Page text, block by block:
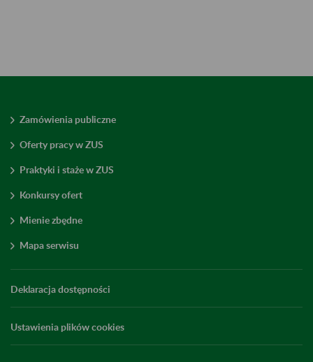
Zamówienia publiczne
Oferty pracy w ZUS
Praktyki i staże w ZUS
Konkursy ofert
Mienie zbędne
Mapa serwisu
Deklaracja dostępności
Ustawienia plików cookies